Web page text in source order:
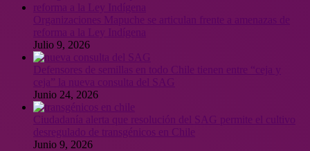
Julio 9, 2026
Junio 24, 2026
Ciudadanía alerta que resolución del SAG permite el cultivo
desregulado de transgénicos en Chile
Junio 9, 2026